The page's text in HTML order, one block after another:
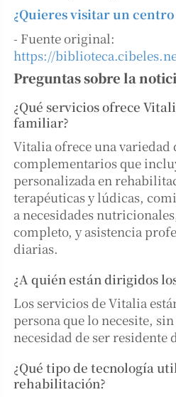
¿Quieres visitar un
- Fuente original:
https://
Preguntas sobre la
¿Qué servicios ofrece
familiar?
Vitalia ofrece una variedad
complementarios que
personalizada en
terapéuticas y lúdicas,
a necesidades
completo, y asistencia
diarias.
¿A quién están dirigidos
Los servicios de Vitalia
persona que lo necesite,
necesidad de ser residente
¿Qué tipo de tecnología
rehabilitación?